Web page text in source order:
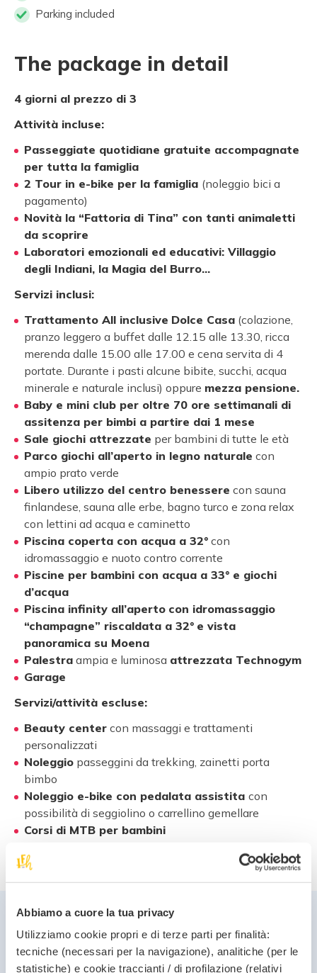
Abbiamo a cuore la tua privacy
Utilizziamo cookie propri e di terze parti per finalità:
tecniche (necessari per la navigazione), analitiche (per le
statistiche) e cookie traccianti / di profilazione (relativi
Parking included
The package in detail
4 giorni al prezzo di 3
Attività incluse:
Passeggiate quotidiane gratuite accompagnate
per tutta la famiglia
2 Tour in e-bike per la famiglia (noleggio bici a
pagamento)
Novità la “Fattoria di Tina” con tanti animaletti
da scoprire
Laboratori emozionali ed educativi: Villaggio
degli Indiani, la Magia del Burro…
Servizi inclusi:
Trattamento All inclusive Dolce Casa (colazione,
pranzo leggero a buffet dalle 12.15 alle 13.30, ricca
merenda dalle 15.00 alle 17.00 e cena servita di 4
portate. Durante i pasti alcune bibite, succhi, acqua
minerale e naturale inclusi) oppure mezza pensione.
Baby e mini club per oltre 70 ore settimanali di
assitenza per bimbi a partire dai 1 mese
Sale giochi attrezzate per bambini di tutte le età
Parco giochi all’aperto in legno naturale con
ampio prato verde
Libero utilizzo del centro benessere con sauna
finlandese, sauna alle erbe, bagno turco e zona relax
con lettini ad acqua e caminetto
Piscina coperta con acqua a 32° con
idromassaggio e nuoto contro corrente
Piscine per bambini con acqua a 33° e giochi
d’acqua
Piscina infinity all’aperto con idromassaggio
“champagne” riscaldata a 32° e vista
panoramica su Moena
Palestra ampia e luminosa attrezzata Technogym
Garage
Servizi/attività escluse:
Beauty center con massaggi e trattamenti
personalizzati
Noleggio passeggini da trekking, zainetti porta
bimbo
Noleggio e-bike con pedalata assistita con
possibilità di seggiolino o carrellino gemellare
Corsi di MTB per bambini
Quote
4 giorni al prezzo di 3